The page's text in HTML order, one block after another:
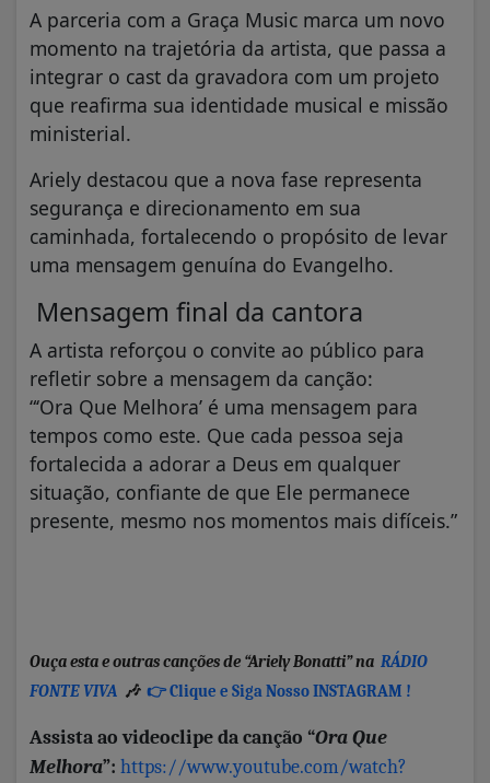
A parceria com a Graça Music marca um novo
momento na trajetória da artista, que passa a
integrar o cast da gravadora com um projeto
que reafirma sua identidade musical e missão
ministerial.
Ariely destacou que a nova fase representa
segurança e direcionamento em sua
caminhada, fortalecendo o propósito de levar
uma mensagem genuína do Evangelho.
Mensagem final da cantora
A artista reforçou o convite ao público para
refletir sobre a mensagem da canção:
“‘Ora Que Melhora’ é uma mensagem para
tempos como este. Que cada pessoa seja
fortalecida a adorar a Deus em qualquer
situação, confiante de que Ele permanece
presente, mesmo nos momentos mais difíceis.”
Ouça esta e outras canções de “Ariely Bonatti” na RÁDIO
FONTE VIVA 🎶 👉 Clique e Siga Nosso INSTAGRAM !
Assista ao videoclipe da canção “Ora Que
Melhora”: https://www.youtube.com/watch?